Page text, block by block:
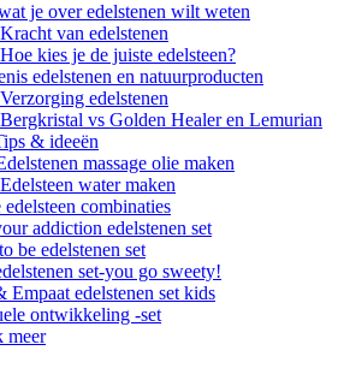
je over edelstenen wilt weten
van edelstenen
kies je de juiste edelsteen?
edelstenen en natuurproducten
edelstenen
vs Golden Healer en Lemurian
& ideeën
massage olie maken
water maken
combinaties
addiction edelstenen set
be edelstenen set
set-you go sweety!
Empaat edelstenen set kids
ontwikkeling -set
meer